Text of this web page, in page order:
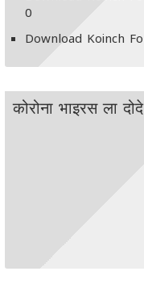
0
Download Koinch
कोरोना भाइरस ला